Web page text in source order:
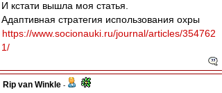
И кстати вышла моя статья.
Адаптивная стратегия использования охры
https://www.socionauki.ru/journal/articles/354762
1/
Rip van Winkle -